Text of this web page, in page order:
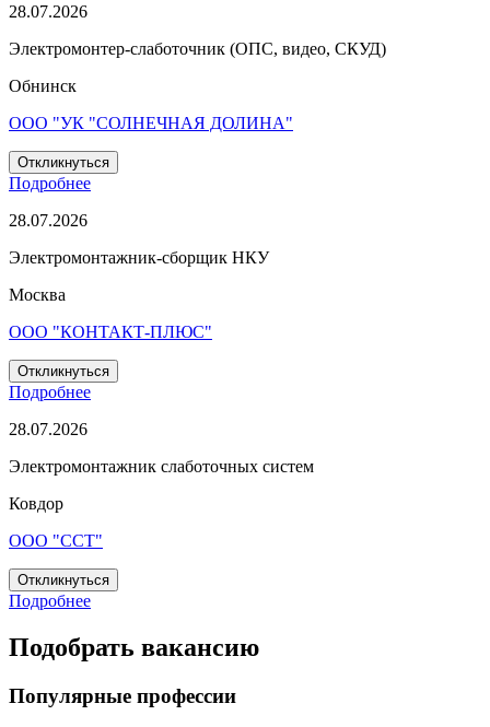
28.07.2026
Электромонтер-слаботочник (ОПС, видео, СКУД)
Обнинск
ООО "УК "СОЛНЕЧНАЯ ДОЛИНА"
Откликнуться
Подробнее
28.07.2026
Электромонтажник-сборщик НКУ
Москва
ООО "КОНТАКТ-ПЛЮС"
Откликнуться
Подробнее
28.07.2026
Электромонтажник слаботочных систем
Ковдор
ООО "ССТ"
Откликнуться
Подробнее
Подобрать вакансию
Популярные профессии